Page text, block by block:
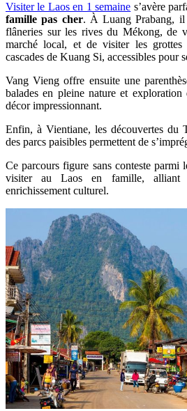
Visiter le Laos en 1 semaine s’avère
famille pas cher. À Luang Prabang, il
flâneries sur les rives du Mékong, de
marché local, et de visiter les grottes
cascades de Kuang Si, accessibles pour
Vang Vieng offre ensuite une
balades en pleine nature et
décor impressionnant.
Enfin, à Vientiane, les découvertes du
des parcs paisibles permettent de
Ce parcours figure sans conteste parmi
visiter au Laos en famille, alliant
enrichissement culturel.